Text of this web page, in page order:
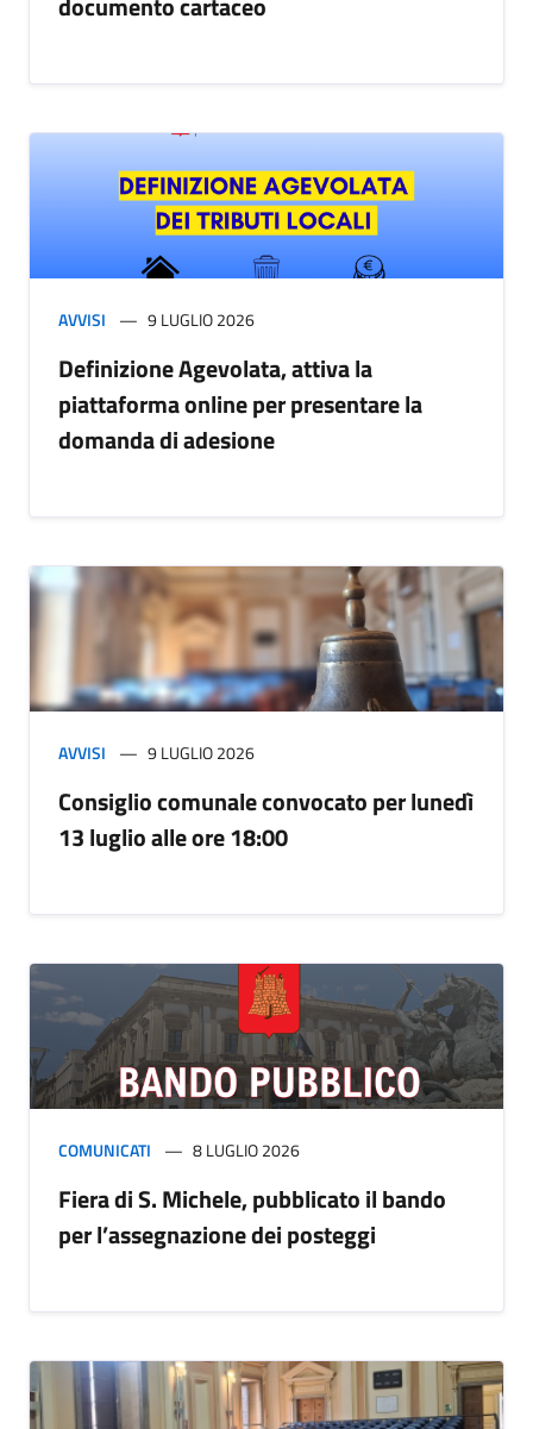
AVVISI 9 LUGLIO 2026
Definizione Agevolata, attiva la
piattaforma online per presentare la
domanda di adesione
AVVISI 9 LUGLIO 2026
Consiglio comunale convocato per lunedì
13 luglio alle ore 18:00
COMUNICATI 8 LUGLIO 2026
Fiera di S. Michele, pubblicato il bando
per l’assegnazione dei posteggi